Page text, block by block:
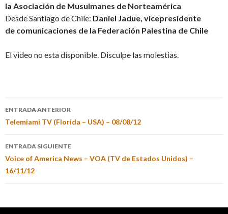
la Asociación de Musulmanes de Norteamérica
Desde Santiago de Chile: Daniel Jadue, vicepresidente
de comunicaciones de la Federación Palestina de Chile
El video no esta disponible. Disculpe las molestias.
ENTRADA ANTERIOR
Telemiami TV (Florida – USA) – 08/08/12
ENTRADA SIGUIENTE
Voice of America News – VOA (TV de Estados Unidos) –
16/11/12